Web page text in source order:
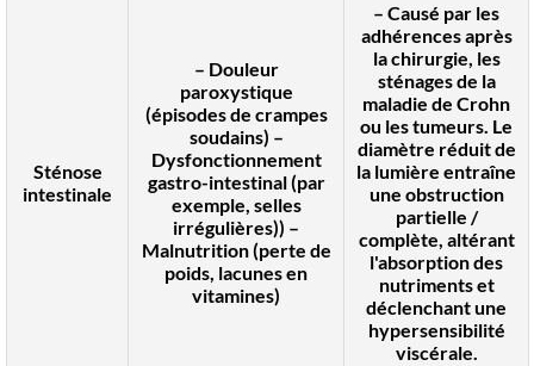
Sténose
intestinale
– Douleur
paroxystique
(épisodes de crampes
soudains) –
Dysfonctionnement
gastro-intestinal (par
exemple, selles
irrégulières)) –
Malnutrition (perte de
poids, lacunes en
vitamines)
– Causé par les
adhérences après
la chirurgie, les
sténages de la
maladie de Crohn
ou les tumeurs. Le
diamètre réduit de
la lumière entraîne
une obstruction
partielle /
complète, altérant
l'absorption des
nutriments et
déclenchant une
hypersensibilité
viscérale.